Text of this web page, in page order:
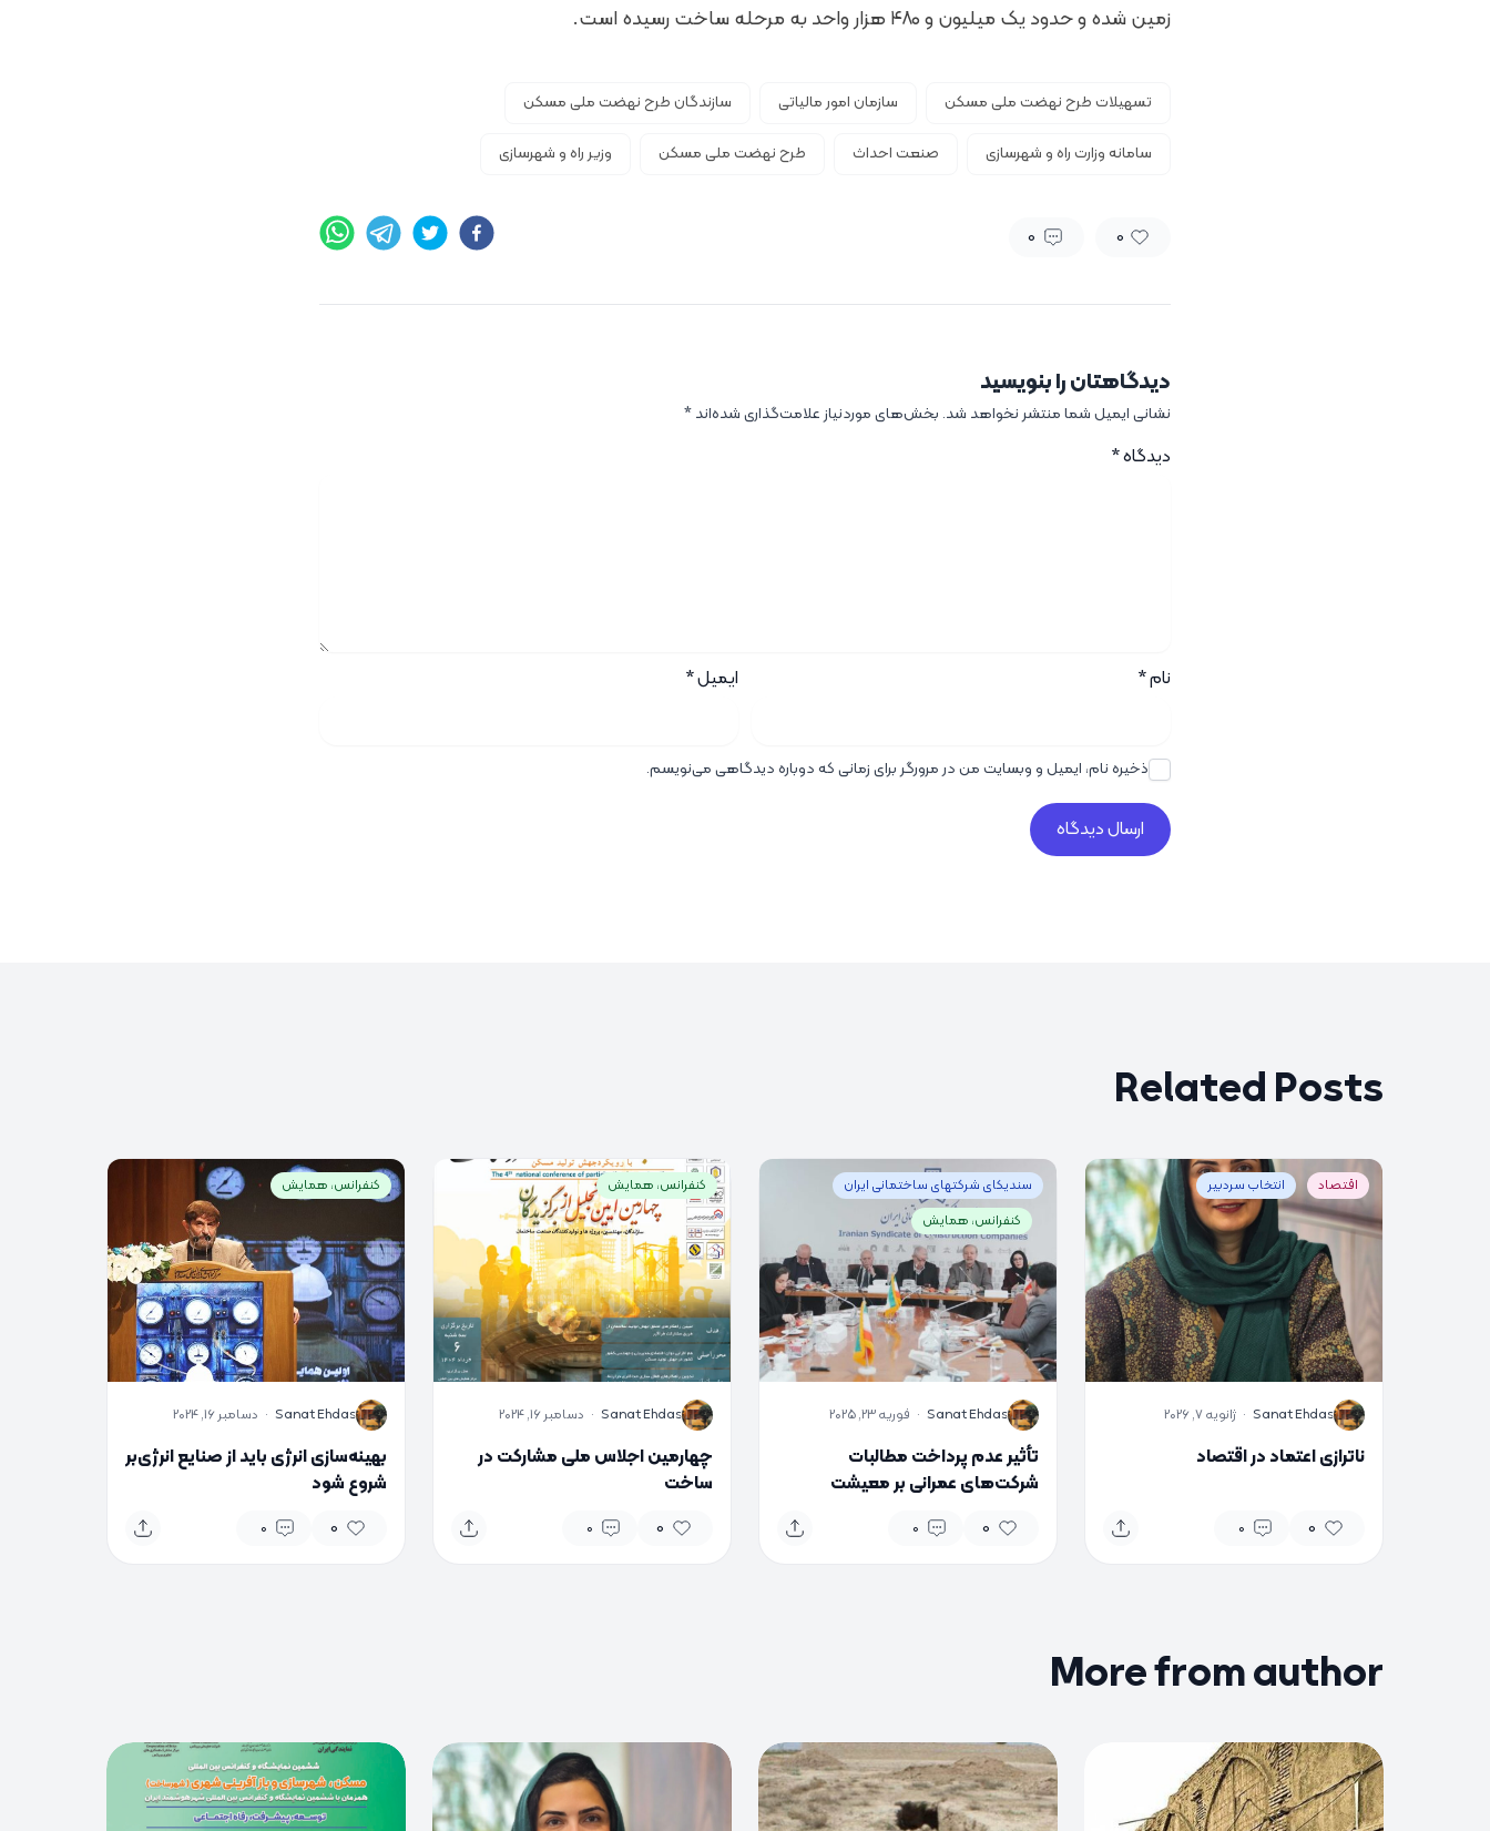
زمین شده و حدود یک میلیون و ۴۸۰ هزار واحد به مرحله ساخت رسیده است.
تسهیلات طرح نهضت ملی مسکن سازمان امور مالیاتی سازندگان طرح نهضت ملی مسکن
سامانه وزارت راه و شهرسازی صنعت احداث طرح نهضت ملی مسکن وزیر راه و شهرسازی
0
0
دیدگاهتان را بنویسید
نشانی ایمیل شما منتشر نخواهد شد. بخش‌های موردنیاز علامت‌گذاری شده‌اند*
دیدگاه*
نام* ایمیل*
ذخیره نام، ایمیل و وبسایت من در مرورگر برای زمانی که دوباره دیدگاهی می‌نویسم.
Related Posts
اقتصاد انتخاب سردبیر
S
Sanat Ehdas
· ژانویه 7, 2026
ناترازی اعتماد در اقتصاد
0
0
سندیکای شرکتهای ساختمانی ایران
کنفرانس، همایش
S
Sanat Ehdas
· فوریه 23, 2025
تأثیر عدم پرداخت مطالبات
شرکت‌های عمرانی بر معیشت
0
0
کنفرانس، همایش
S
Sanat Ehdas
· دسامبر 16, 2024
چهارمین اجلاس ملی مشارکت در
ساخت
0
0
کنفرانس، همایش
S
Sanat Ehdas
· دسامبر 16, 2024
بهینه‌سازی انرژی باید از صنایع انرژی‌بر
شروع شود
0
0
More from author
0
0
0
0
0
0
0